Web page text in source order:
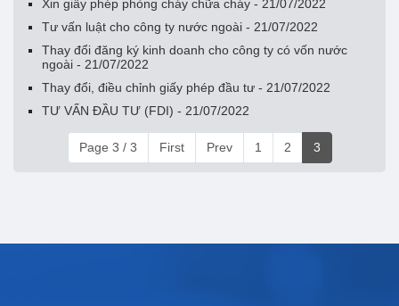
Xin giấy phép phòng cháy chữa cháy - 21/07/2022
Tư vấn luật cho công ty nước ngoài - 21/07/2022
Thay đổi đăng ký kinh doanh cho công ty có vốn nước
ngoài - 21/07/2022
Thay đổi, điều chỉnh giấy phép đầu tư - 21/07/2022
TƯ VẤN ĐẦU TƯ (FDI) - 21/07/2022
Page 3 / 3 First Prev 1 2 3